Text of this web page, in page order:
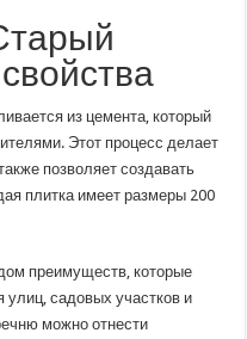
из цемента, который
Этот процесс делает
позволяет создавать
плитка имеет размеры 200
преимуществ, которые
садовых участков и
можно отнести